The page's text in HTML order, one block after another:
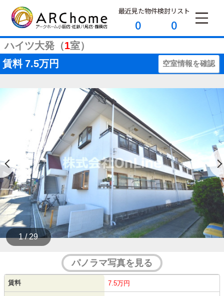
最近見た物件
0
検討リスト
0
ハイツ大発（1室）
賃料 7.5万円 空室情報を確認
1 / 29
パノラマ写真を見る
賃料 7.5万円